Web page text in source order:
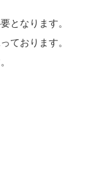
となります。
ております。